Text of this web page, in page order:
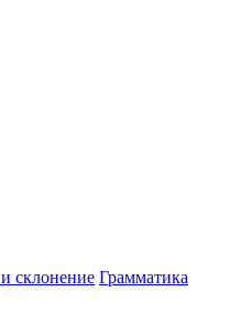
и склонение Грамматика